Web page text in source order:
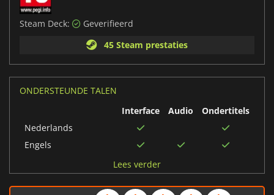
Steam Deck:
Geverifieerd
45 Steam prestaties
ONDERSTEUNDE TALEN
Interface
Audio
Ondertitels
Nederlands
Engels
Lees verder